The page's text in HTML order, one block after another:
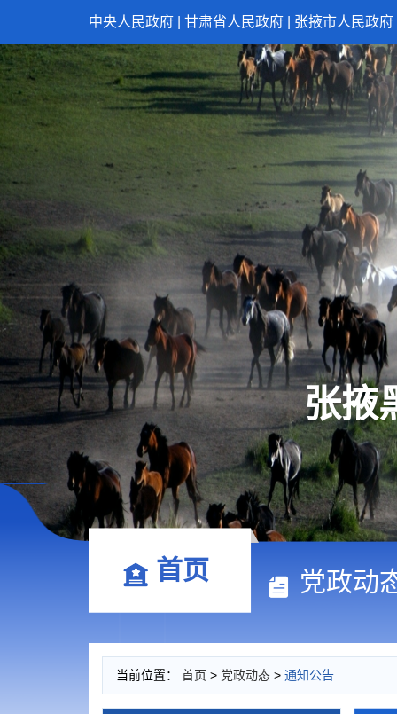
中央人民政府 甘肃省人民政府 张掖市人民政府
张掖
首页 党政动
当前位置： 首页 > 党政动态 > 通知公告